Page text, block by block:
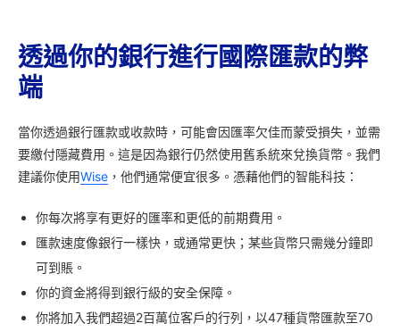
透過你的銀行進行國際匯款的弊
端
當你透過銀行匯款或收款時，可能會因匯率欠佳而蒙受損失，並需
要繳付隱藏費用。這是因為銀行仍然使用舊系統來兌換貨幣。我們
建議你使用Wise ，他們通常便宜很多。憑藉他們的智能科技：
你每次將享有更好的匯率和更低的前期費用。
匯款速度像銀行一樣快，或通常更快；某些貨幣只需幾分鐘即
可到賬。
你的資金將得到銀行級的安全保障。
你將加入我們超過2百萬位客戶的行列，以47種貨幣匯款至70